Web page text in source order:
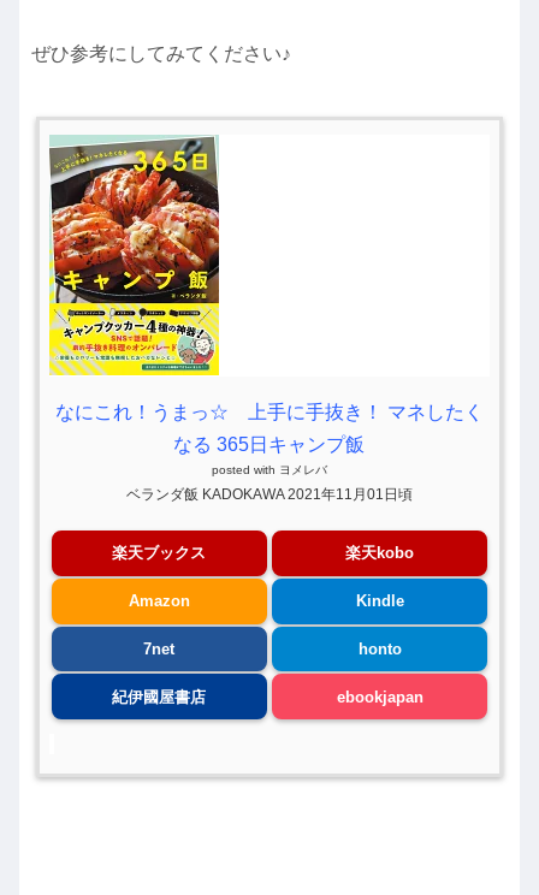
ぜひ参考にしてみてください♪
なにこれ！うまっ☆ 上手に手抜き！ マネしたく
なる 365日キャンプ飯
posted with ヨメレバ
ベランダ飯 KADOKAWA 2021年11月01日頃
楽天ブックス 楽天kobo
Amazon Kindle
7net honto
紀伊國屋書店 ebookjapan